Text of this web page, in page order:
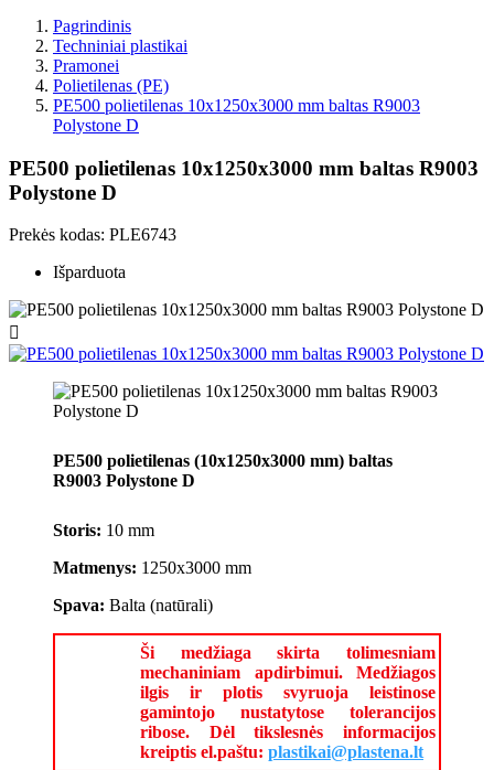
Pagrindinis
Techniniai plastikai
Pramonei
Polietilenas (PE)
PE500 polietilenas 10x1250x3000 mm baltas R9003
Polystone D
PE500 polietilenas 10x1250x3000 mm baltas R9003
Polystone D
Prekės kodas: PLE6743
Išparduota

PE500 polietilenas (10x1250x3000 mm) baltas
R9003 Polystone D
Storis: 10 mm
Matmenys: 1250x3000 mm
Spava: Balta (natūrali)
Ši medžiaga skirta tolimesniam
mechaniniam apdirbimui. Medžiagos
ilgis ir plotis svyruoja leistinose
gamintojo nustatytose tolerancijos
ribose. Dėl tikslesnės informacijos
kreiptis el.paštu: plastikai@plastena.lt